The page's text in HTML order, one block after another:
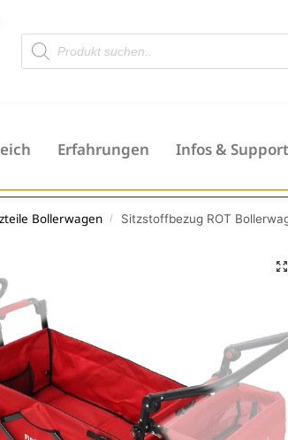
Erfahrungen Infos & Support
Bollerwagen / Sitzstoffbezug ROT